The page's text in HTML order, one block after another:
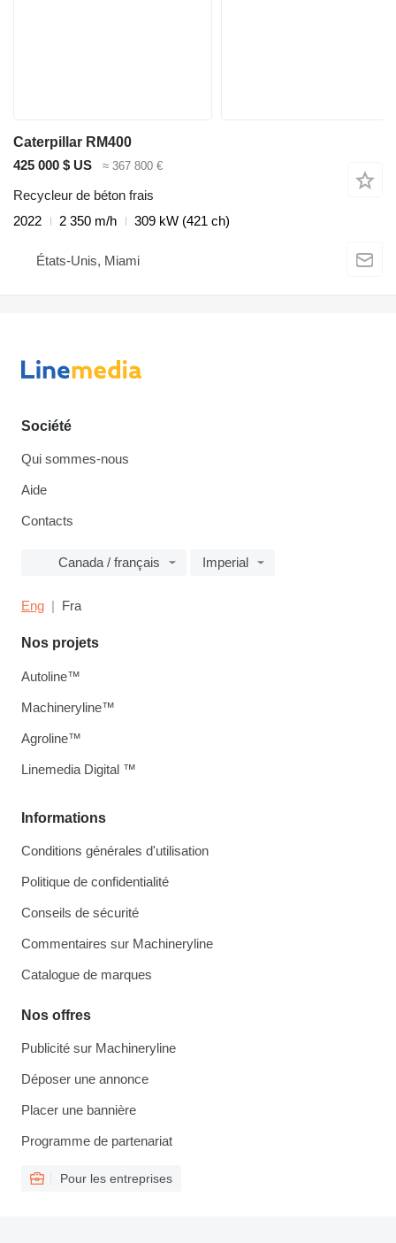
Caterpillar RM400
425 000 $ US
≈ 367 800 €
Recycleur de béton frais
2022
2 350 m/h 309 kW (421 ch)
États-Unis, Miami
Société
Qui sommes-nous
Aide
Contacts
Canada / français Imperial
Eng Fra
Informations
Conditions générales d'utilisation
Politique de confidentialité
Conseils de sécurité
Commentaires sur Machineryline
Catalogue de marques
Nos offres
Publicité sur Machineryline
Déposer une annonce
Placer une bannière
Programme de partenariat
Pour les entreprises
Nos projets
Autoline™
Machineryline™
Agroline™
Linemedia Digital ™